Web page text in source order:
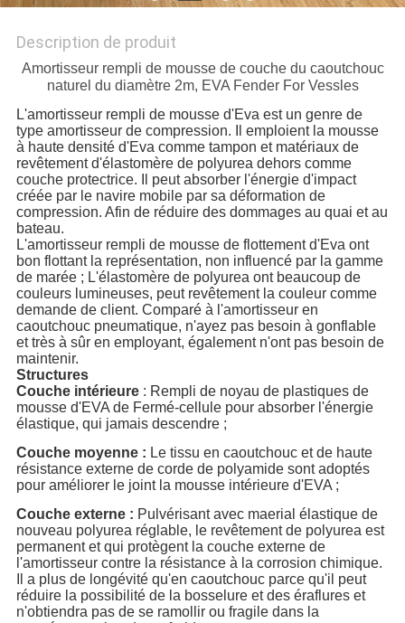
Description de produit
Amortisseur rempli de mousse de couche du caoutchouc
naturel du diamètre 2m, EVA Fender For Vessles
L'amortisseur rempli de mousse d'Eva est un genre de
type amortisseur de compression. Il emploient la mousse
à haute densité d'Eva comme tampon et matériaux de
revêtement d'élastomère de polyurea dehors comme
couche protectrice. Il peut absorber l'énergie d'impact
créée par le navire mobile par sa déformation de
compression. Afin de réduire des dommages au quai et au
bateau.
L'amortisseur rempli de mousse de flottement d'Eva ont
bon flottant la représentation, non influencé par la gamme
de marée ; L'élastomère de polyurea ont beaucoup de
couleurs lumineuses, peut revêtement la couleur comme
demande de client. Comparé à l'amortisseur en
caoutchouc pneumatique, n'ayez pas besoin à gonflable
et très à sûr en employant, également n'ont pas besoin de
maintenir.
Structures
Couche intérieure: Rempli de noyau de plastiques de
mousse d'EVA de Fermé-cellule pour absorber l'énergie
élastique, qui jamais descendre ;
Couche moyenne : Le tissu en caoutchouc et de haute
résistance externe de corde de polyamide sont adoptés
pour améliorer le joint la mousse intérieure d'EVA ;
Couche externe : Pulvérisant avec maerial élastique de
nouveau polyurea réglable, le revêtement de polyurea est
permanent et qui protègent la couche externe de
l'amortisseur contre la résistance à la corrosion chimique.
Il a plus de longévité qu'en caoutchouc parce qu'il peut
réduire la possibilité de la bosselure et des éraflures et
n'obtiendra pas de se ramollir ou fragile dans la